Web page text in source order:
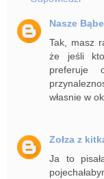
Nasze
Tak, masz
że jeśli
preferuje
własnie w
Zołza z
Ja to